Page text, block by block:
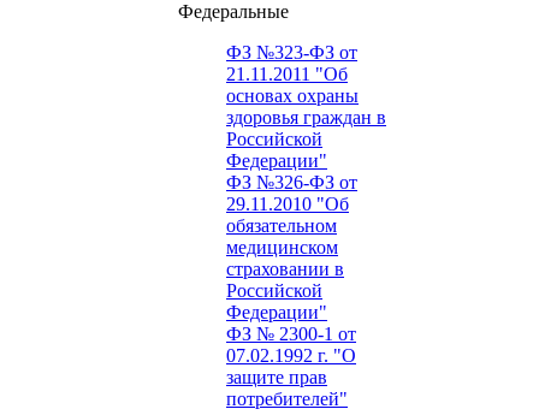
Федеральные
ФЗ №323-ФЗ от
21.11.2011 "Об
основах охраны
здоровья граждан в
Российской
Федерации"
ФЗ №326-ФЗ от
29.11.2010 "Об
обязательном
медицинском
страховании в
Российской
Федерации"
ФЗ № 2300-1 от
07.02.1992 г. "О
защите прав
потребителей"